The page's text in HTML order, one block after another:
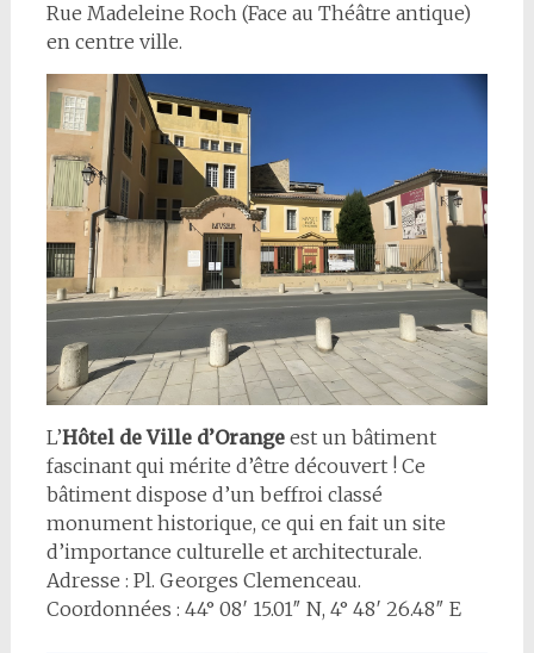
Rue Madeleine Roch (Face au Théâtre antique)
en centre ville.
L’Hôtel de Ville d’Orangeest un bâtiment
fascinant qui mérite d’être découvert ! Ce
bâtiment dispose d’un beffroi classé
monument historique, ce qui en fait un site
d’importance culturelle et architecturale.
Adresse : Pl. Georges Clemenceau.
Coordonnées : 44° 08′ 15.01″ N, 4° 48′ 26.48″ E